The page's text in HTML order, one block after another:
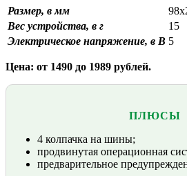
Размер, в мм
Вес устройства, в г
15
Электрическое напряжение, в В 5
Цена: от 1490 до 1989 рублей.
ПЛЮСЫ
4 колпачка на шины;
продвинутая операционная
предварительное